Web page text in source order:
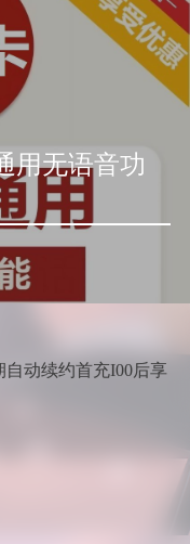
用无语音功
自动续约首充I00后享